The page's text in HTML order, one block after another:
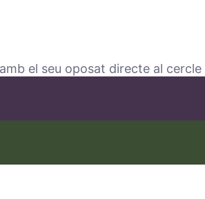
el seu oposat directe al